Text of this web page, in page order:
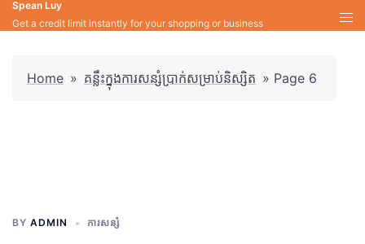
Skip
to
Spean Luy
Get a credit limit instantly for your shopping or business
Home » គន្លឹះក្នុងការសន្សំប្រាក់សម្រាប់និស្សិត » Page 6
BY ADMIN ការសន្សំ